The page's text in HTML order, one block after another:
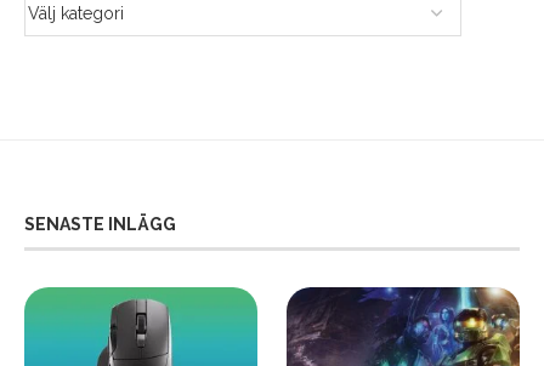
SENASTE INLÄGG